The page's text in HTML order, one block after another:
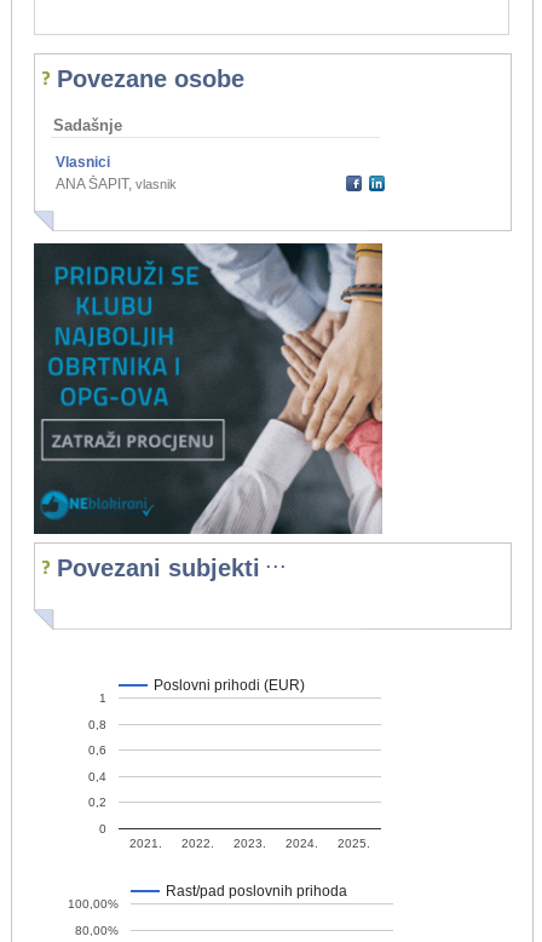
Povezane osobe
Sadašnje
Vlasnici
ANA ŠAPIT, vlasnik
Povezani subjekti ...
Poslovni prihodi (EUR)
2021. 2022. 2023. 2024. 2025.
0
0,2
0,4
0,6
0,8
1
Rast/pad poslovnih prihoda
80,00%
100,00%